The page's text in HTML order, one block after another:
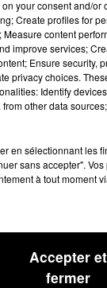
your consent and/or
Create profiles for
content
improve services;
Ensure security,
privacy choices.
Identify
other data
en sélectionnant les
sans accepter".
à tout moment
Accepter et
fermer